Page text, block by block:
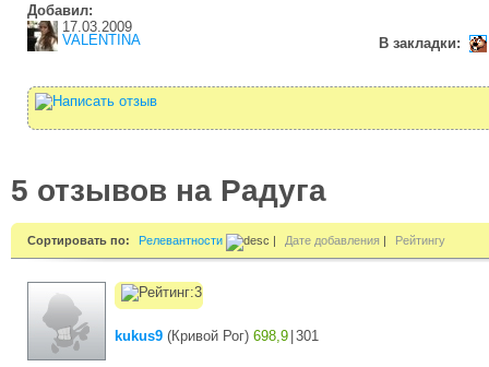
Добавил:
17.03.2009
VALENTINA
В закладки:
5 отзывов на Радуга
Сортировать по: Релевантности | Дате добавления | Рейтингу
kukus9 (Кривой Рог) 698,9 301